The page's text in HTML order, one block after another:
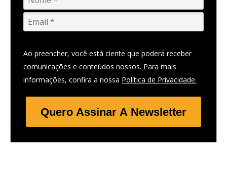
Ao preencher, você está ciente que poderá receber
comunicações e conteúdos nossos. Para mais
informações, confira a nossa Política de Privacidade.
Quero Assinar A Newsletter